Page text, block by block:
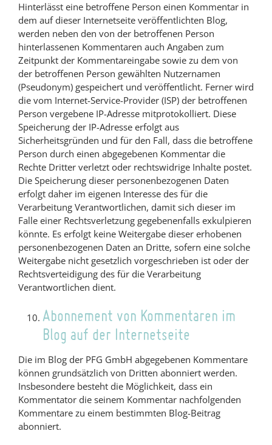
Hinterlässt eine betroffene Person einen Kommentar in
dem auf dieser Internetseite veröffentlichten Blog,
werden neben den von der betroffenen Person
hinterlassenen Kommentaren auch Angaben zum
Zeitpunkt der Kommentareingabe sowie zu dem von
der betroffenen Person gewählten Nutzernamen
(Pseudonym) gespeichert und veröffentlicht. Ferner wird
die vom Internet-Service-Provider (ISP) der betroffenen
Person vergebene IP-Adresse mitprotokolliert. Diese
Speicherung der IP-Adresse erfolgt aus
Sicherheitsgründen und für den Fall, dass die betroffene
Person durch einen abgegebenen Kommentar die
Rechte Dritter verletzt oder rechtswidrige Inhalte postet.
Die Speicherung dieser personenbezogenen Daten
erfolgt daher im eigenen Interesse des für die
Verarbeitung Verantwortlichen, damit sich dieser im
Falle einer Rechtsverletzung gegebenenfalls exkulpieren
könnte. Es erfolgt keine Weitergabe dieser erhobenen
personenbezogenen Daten an Dritte, sofern eine solche
Weitergabe nicht gesetzlich vorgeschrieben ist oder der
Rechtsverteidigung des für die Verarbeitung
Verantwortlichen dient.
Abonnement von Kommentaren im
Blog auf der Internetseite
Die im Blog der PFG GmbH abgegebenen Kommentare
können grundsätzlich von Dritten abonniert werden.
Insbesondere besteht die Möglichkeit, dass ein
Kommentator die seinem Kommentar nachfolgenden
Kommentare zu einem bestimmten Blog-Beitrag
abonniert.